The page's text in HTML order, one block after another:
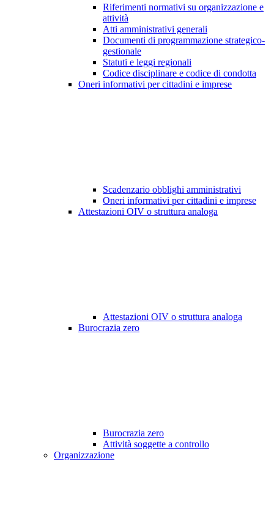
Riferimenti normativi su organizzazione e
attività
Atti amministrativi generali
Documenti di programmazione strategico-
gestionale
Statuti e leggi regionali
Codice disciplinare e codice di condotta
Oneri informativi per cittadini e imprese
Scadenzario obblighi amministrativi
Oneri informativi per cittadini e imprese
Attestazioni OIV o struttura analoga
Attestazioni OIV o struttura analoga
Burocrazia zero
Burocrazia zero
Attività soggette a controllo
Organizzazione